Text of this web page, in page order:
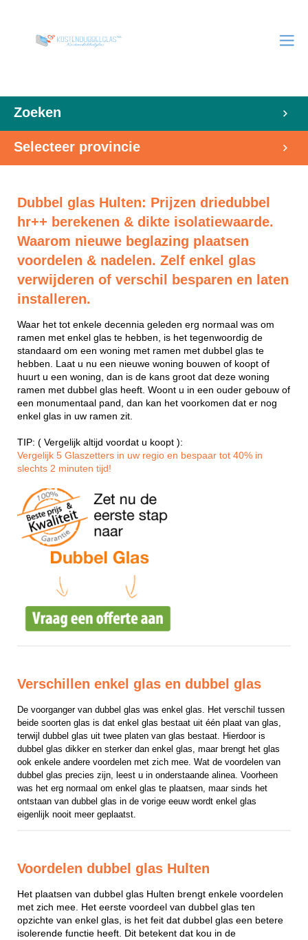
Zoeken
Selecteer provincie
Dubbel glas Hulten: Prijzen driedubbel
hr++ berekenen & dikte isolatiewaarde.
Waarom nieuwe beglazing plaatsen
voordelen & nadelen. Zelf enkel glas
verwijderen of verschil besparen en laten
installeren.
Waar het tot enkele decennia geleden erg normaal was om
ramen met enkel glas te hebben, is het tegenwoordig de
standaard om een woning met ramen met dubbel glas te
hebben. Laat u nu een nieuwe woning bouwen of koopt of
huurt u een woning, dan is de kans groot dat deze woning
ramen met dubbel glas heeft. Woont u in een ouder gebouw of
een monumentaal pand, dan kan het voorkomen dat er nog
enkel glas in uw ramen zit.
TIP: ( Vergelijk altijd voordat u koopt ):
Vergelijk 5 Glaszetters in uw regio en bespaar tot 40% in
slechts 2 minuten tijd!
Verschillen enkel glas en dubbel glas
De voorganger van dubbel glas was enkel glas. Het verschil tussen
beide soorten glas is dat enkel glas bestaat uit één plaat van glas,
terwijl dubbel glas uit twee platen van glas bestaat. Hierdoor is
dubbel glas dikker en sterker dan enkel glas, maar brengt het glas
ook enkele andere voordelen met zich mee. Wat de voordelen van
dubbel glas precies zijn, leest u in onderstaande alinea. Voorheen
was het erg normaal om enkel glas te plaatsen, maar sinds het
ontstaan van dubbel glas in de vorige eeuw wordt enkel glas
eigenlijk nooit meer geplaatst.
Voordelen dubbel glas Hulten
Het plaatsen van dubbel glas Hulten brengt enkele voordelen
met zich mee. Het eerste voordeel van dubbel glas ten
opzichte van enkel glas, is het feit dat dubbel glas een betere
isolerende functie heeft. Dit betekent dat kou in de